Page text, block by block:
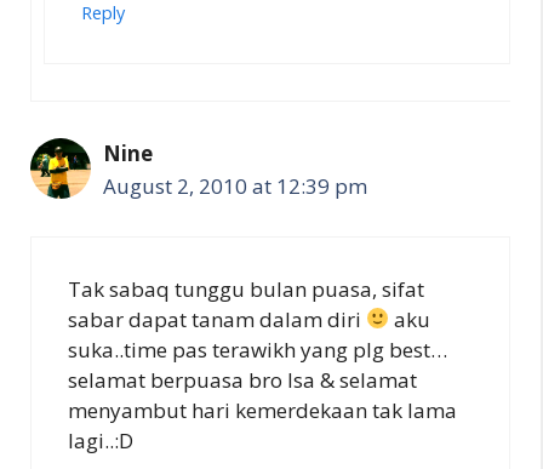
Reply
Nine
August 2, 2010 at 12:39 pm
Tak sabaq tunggu bulan puasa, sifat
sabar dapat tanam dalam diri
aku
suka..time pas terawikh yang plg best…
selamat berpuasa bro Isa & selamat
menyambut hari kemerdekaan tak lama
lagi..:D